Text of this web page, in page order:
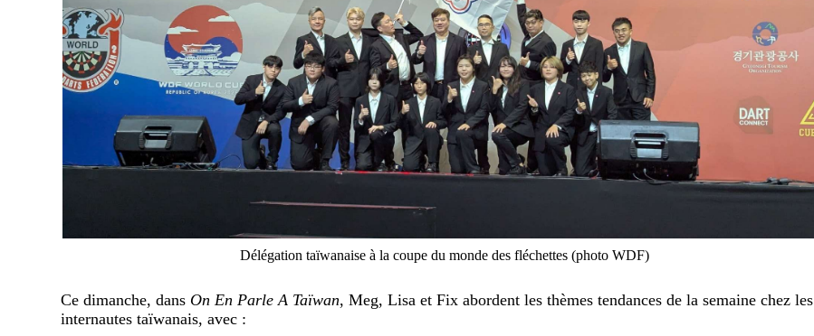
Délégation taïwanaise à la coupe du monde des fléchettes (photo WDF)
Ce dimanche, dans On En Parle A Taïwan, Meg, Lisa et Fix abordent les thèmes tendances de la semaine chez les
internautes taïwanais, avec :